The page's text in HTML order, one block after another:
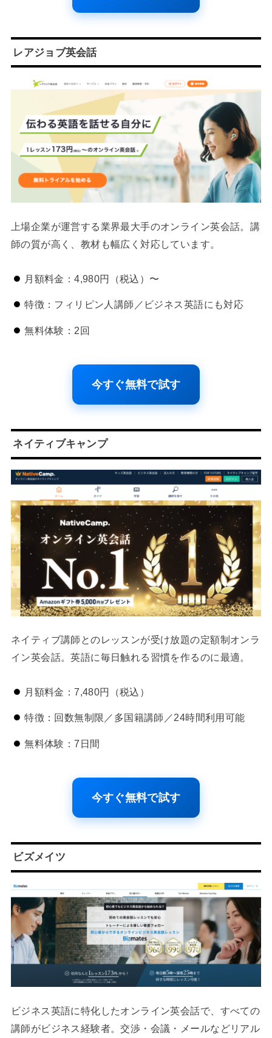
レアジョブ英会話
上場企業が運営する業界最大手のオンライン英会話。講
師の質が高く、教材も幅広く対応しています。
月額料金：4,980円（税込）〜
特徴：フィリピン人講師／ビジネス英語にも対応
無料体験：2回
今すぐ無料で試す
ネイティブキャンプ
ネイティブ講師とのレッスンが受け放題の定額制オンラ
イン英会話。英語に毎日触れる習慣を作るのに最適。
月額料金：7,480円（税込）
特徴：回数無制限／多国籍講師／24時間利用可能
無料体験：7日間
今すぐ無料で試す
ビズメイツ
ビジネス英語に特化したオンライン英会話で、すべての
講師がビジネス経験者。交渉・会議・メールなどリアル